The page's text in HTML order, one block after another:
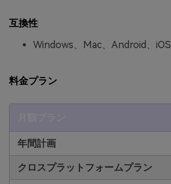
互換性
Windows、Mac、Android、iOS
料金プラン
年間計画
クロスプラットフォームプラン